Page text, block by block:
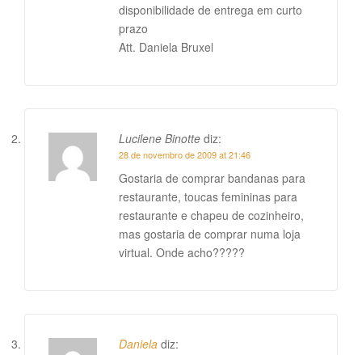
disponibilidade de entrega em curto
prazo
Att. Daniela Bruxel
Lucilene Binotte diz:
28 de novembro de 2009 at 21:46
Gostaria de comprar bandanas para
restaurante, toucas femininas para
restaurante e chapeu de cozinheiro,
mas gostaria de comprar numa loja
virtual. Onde acho?????
Daniela diz: